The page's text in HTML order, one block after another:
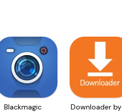
Blackmagic
Downloader by